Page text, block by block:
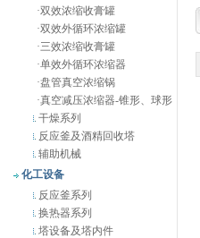
·双效浓缩收膏罐
·双效外循环浓缩罐
·三效浓缩收膏罐
·单效外循环浓缩器
·盘管真空浓缩锅
·真空减压浓缩器-锥形、球形
干燥系列
反应釜及酒精回收塔
辅助机械
化工设备
反应釜系列
换热器系列
塔设备及塔内件